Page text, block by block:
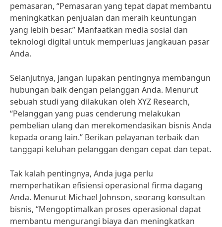
pemasaran, “Pemasaran yang tepat dapat membantu
meningkatkan penjualan dan meraih keuntungan
yang lebih besar.” Manfaatkan media sosial dan
teknologi digital untuk memperluas jangkauan pasar
Anda.
Selanjutnya, jangan lupakan pentingnya membangun
hubungan baik dengan pelanggan Anda. Menurut
sebuah studi yang dilakukan oleh XYZ Research,
“Pelanggan yang puas cenderung melakukan
pembelian ulang dan merekomendasikan bisnis Anda
kepada orang lain.” Berikan pelayanan terbaik dan
tanggapi keluhan pelanggan dengan cepat dan tepat.
Tak kalah pentingnya, Anda juga perlu
memperhatikan efisiensi operasional firma dagang
Anda. Menurut Michael Johnson, seorang konsultan
bisnis, “Mengoptimalkan proses operasional dapat
membantu mengurangi biaya dan meningkatkan